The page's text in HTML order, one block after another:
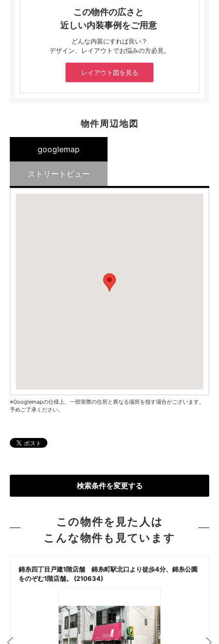
この物件の広さと
近しい内装事例をご用意
どんな内装にすれば良い？
デザイン、レイアウトでお悩みの方必見。
レイアウト図を見る
物件周辺地図
googlemap
ストリートビュー
※Googlemapの仕様上、一部実際の住所と異なる場所を指す場合がございます。
予めご了承ください。
検索条件を変更する
この物件を見た人は
こんな物件も見ています
錦糸四丁目戸建1階店舗 錦糸町駅北口より徒歩4分、錦糸公園
をのぞむ1階店舗。 (210634)